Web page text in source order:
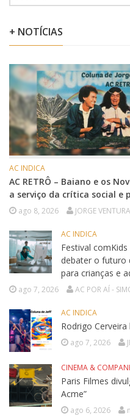
+ NOTÍCIAS
AC INDICA
AC RETRÔ – Baiano e os
a serviço da crítica social e
ago 8, 2026 JORGE VENTURA
AC INDICA
Festival
debater o futuro
para crianças e
ago 7, 2026 AC POR AÍ -
AC INDICA
Rodrigo Cerveira
ago 7, 2026
CINEMA &
Paris Filmes
Acme”
ago 6, 2026